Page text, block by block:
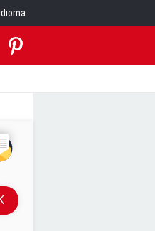
Idioma